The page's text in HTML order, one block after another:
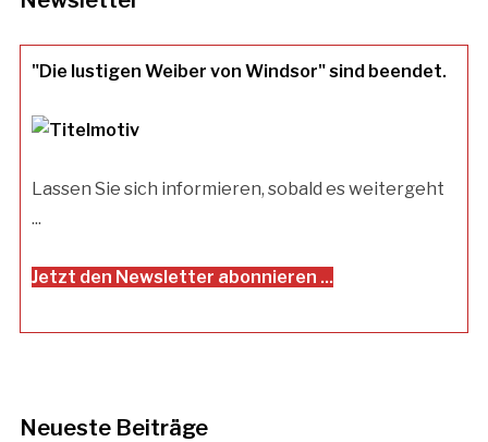
"Die lustigen Weiber von Windsor" sind beendet.
Lassen Sie sich informieren, sobald es weitergeht
...
Jetzt den Newsletter abonnieren ...
Neueste Beiträge